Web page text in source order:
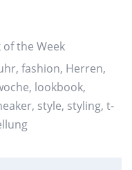
of the Week
, fashion, Herren,
, lookbook,
, style, styling, t-